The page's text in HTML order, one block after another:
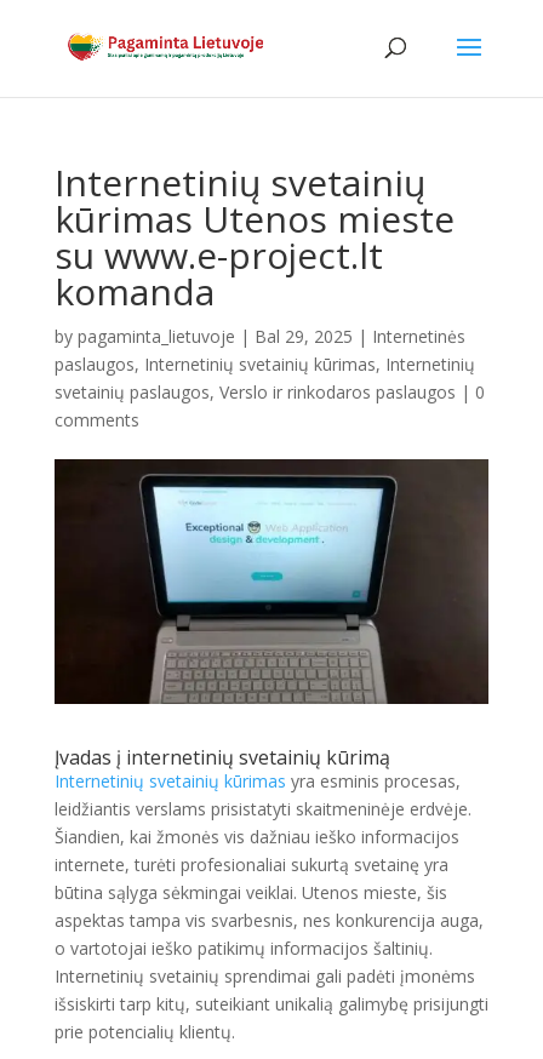
Internetinių svetainių
kūrimas Utenos mieste
su www.e-project.lt
komanda
by pagaminta_lietuvoje | Bal 29, 2025 | Internetinės
paslaugos, Internetinių svetainių kūrimas, Internetinių
svetainių paslaugos, Verslo ir rinkodaros paslaugos | 0
comments
Įvadas į internetinių svetainių kūrimą
Internetinių svetainių kūrimas yra esminis procesas,
leidžiantis verslams prisistatyti skaitmeninėje erdvėje.
Šiandien, kai žmonės vis dažniau ieško informacijos
internete, turėti profesionaliai sukurtą svetainę yra
būtina sąlyga sėkmingai veiklai. Utenos mieste, šis
aspektas tampa vis svarbesnis, nes konkurencija auga,
o vartotojai ieško patikimų informacijos šaltinių.
Internetinių svetainių sprendimai gali padėti įmonėms
išsiskirti tarp kitų, suteikiant unikalią galimybę prisijungti
prie potencialių klientų.